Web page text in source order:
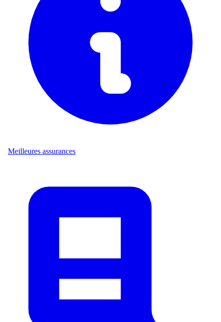
Meilleures assurances